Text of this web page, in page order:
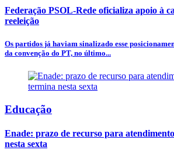
Federação PSOL-Rede oficializa apoio à
reeleição
Os partidos já haviam sinalizado esse
da convenção do PT, no último...
Educação
Enade: prazo de recurso para
nesta sexta